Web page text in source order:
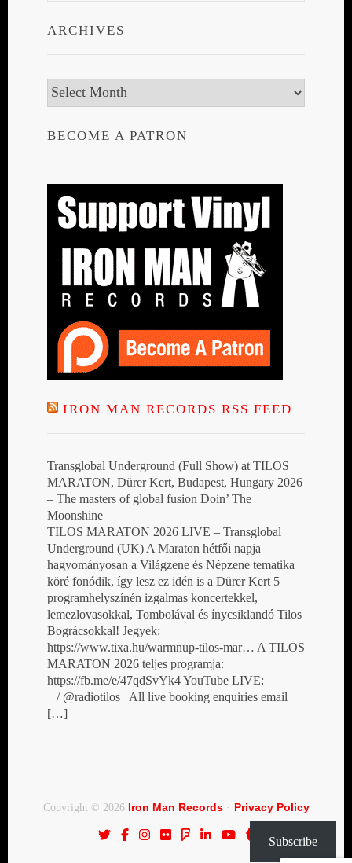
ARCHIVES
Archives
BECOME A PATRON
IRON MAN RECORDS RSS FEED
Transglobal Underground (Full Show) at TILOS
MARATON, Dürer Kert, Budapest, Hungary 2026
– The masters of global fusion Doin’ The
Moonshine
TILOS MARATON 2026 LIVE – Transglobal
Underground (UK) A Maraton hétfői napja
hagyományosan a Világzene és Népzene tematika
köré fonódik, így lesz ez idén is a Dürer Kert 5
programhelyszínén izgalmas koncertekkel,
lemezlovasokkal, Tombolával és ínycsiklandó Tilos
Bográcsokkal! Jegyek:
https://www.tixa.hu/warmnup-tilos-mar… A TILOS
MARATON 2026 teljes programja:
https://fb.me/e/47qdSvYk4 YouTube LIVE:
/ @radiotilos All live booking enquiries email
[…]
Copyright © 2026 Iron Man Records· Privacy Policy
Subscribe